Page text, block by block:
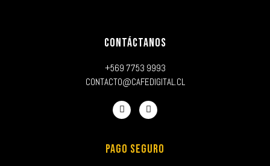
CONTÁCTANOS
+569 7753 9993
CONTACTO@CAFEDIGITAL.CL
PAGO SEGURO